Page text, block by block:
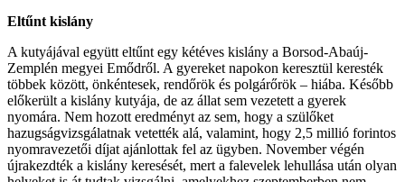
Eltűnt kislány
A kutyájával együtt eltűnt egy kétéves kislány a Borsod-Abaúj-
Zemplén megyei Emődről. A gyereket napokon keresztül keresték
többek között, önkéntesek, rendőrök és polgárőrök – hiába. Később
előkerült a kislány kutyája, de az állat sem vezetett a gyerek
nyomára. Nem hozott eredményt az sem, hogy a szülőket
hazugságvizsgálatnak vetették alá, valamint, hogy 2,5 millió forintos
nyomravezetői díjat ajánlottak fel az ügyben. November végén
újrakezdték a kislány keresését, mert a falevelek lehullása után olyan